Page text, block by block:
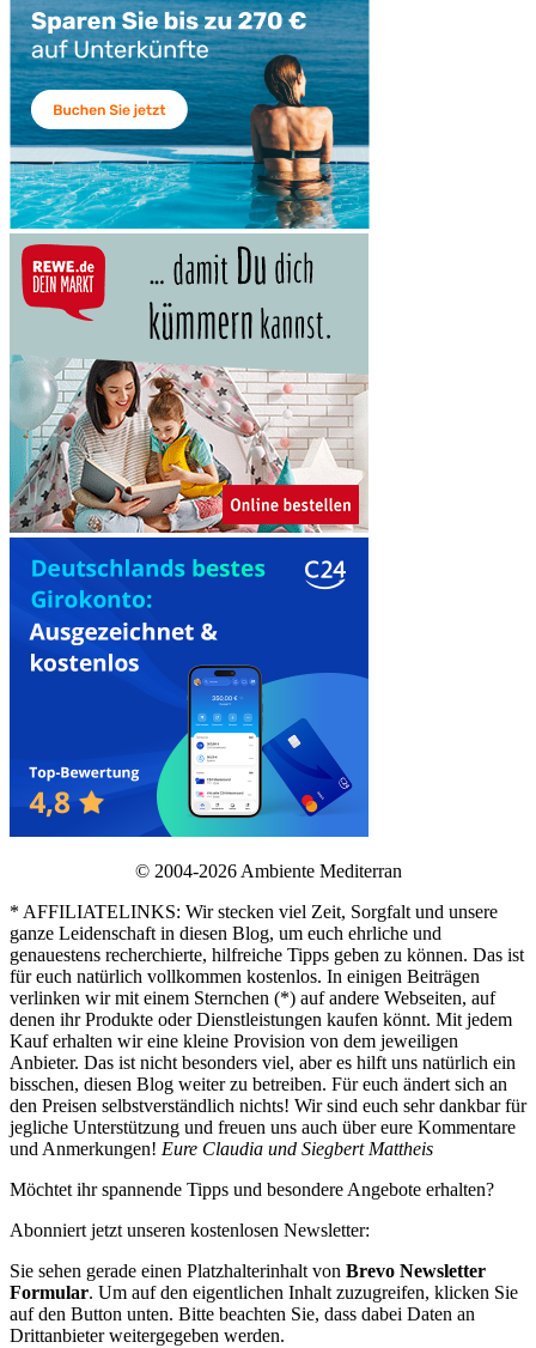
© 2004-2026 Ambiente Mediterran
* AFFILIATELINKS: Wir stecken viel Zeit, Sorgfalt und unsere
ganze Leidenschaft in diesen Blog, um euch ehrliche und
genauestens recherchierte, hilfreiche Tipps geben zu können. Das ist
für euch natürlich vollkommen kostenlos. In einigen Beiträgen
verlinken wir mit einem Sternchen (*) auf andere Webseiten, auf
denen ihr Produkte oder Dienstleistungen kaufen könnt. Mit jedem
Kauf erhalten wir eine kleine Provision von dem jeweiligen
Anbieter. Das ist nicht besonders viel, aber es hilft uns natürlich ein
bisschen, diesen Blog weiter zu betreiben. Für euch ändert sich an
den Preisen selbstverständlich nichts! Wir sind euch sehr dankbar für
jegliche Unterstützung und freuen uns auch über eure Kommentare
und Anmerkungen! Eure Claudia und Siegbert Mattheis
Möchtet ihr spannende Tipps und besondere Angebote erhalten?
Abonniert jetzt unseren kostenlosen Newsletter:
Sie sehen gerade einen Platzhalterinhalt von Brevo Newsletter
Formular. Um auf den eigentlichen Inhalt zuzugreifen, klicken Sie
auf den Button unten. Bitte beachten Sie, dass dabei Daten an
Drittanbieter weitergegeben werden.